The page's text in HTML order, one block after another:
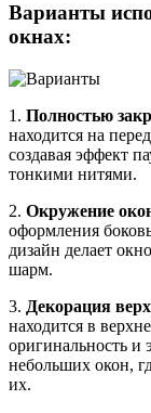
Варианты
окнах:
1. Полностью
находится на
создавая эффект
тонкими нитями.
2. Окружение
оформления
дизайн делает
шарм.
3. Декорация
находится в
оригинальность и
небольших окон,
их.